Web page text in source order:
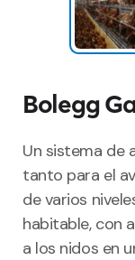
Bolegg
Un sistema de
tanto para el
de varios
habitable, con
a los nidos en